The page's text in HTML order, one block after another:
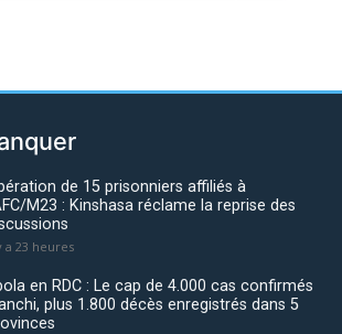
de 15 prisonniers affiliés à
M23 : Kinshasa réclame la reprise des
a 23 heures
en RDC : Le cap de 4.000 cas confirmés
plus 1.800 décès enregistrés dans 5